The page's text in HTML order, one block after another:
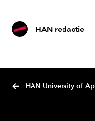
HAN redactie
HAN University of